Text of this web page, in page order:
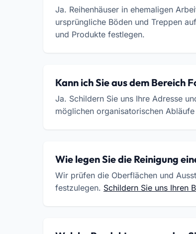
Ja. Reihenhäuser in ehemaligen
ursprüngliche Böden und Treppen
und Produkte festlegen.
Kann ich Sie aus dem
Ja. Schildern Sie uns Ihre Adresse
möglichen organisatorischen
Wie legen Sie die Reinigung
Wir prüfen die Oberflächen und
festzulegen. Schildern Sie uns Ihren